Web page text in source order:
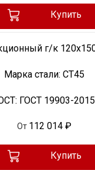
Купить
г/к
Марка стали: СТ45
ГОСТ 19903-2015
От 112 014 ₽
Купить